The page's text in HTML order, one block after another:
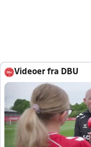
Videoer fra DBU